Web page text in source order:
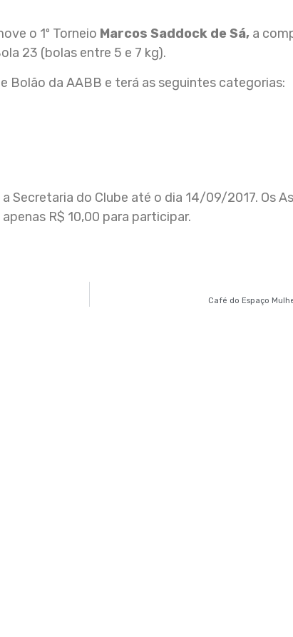
o 1º Torneio Marcos Saddock de Sá, a
23 (bolas entre 5 e 7 kg).
Bolão da AABB e terá as seguintes categorias:
Secretaria do Clube até o dia 14/09/2017. Os
R$ 10,00 para participar.
Café do Espaço